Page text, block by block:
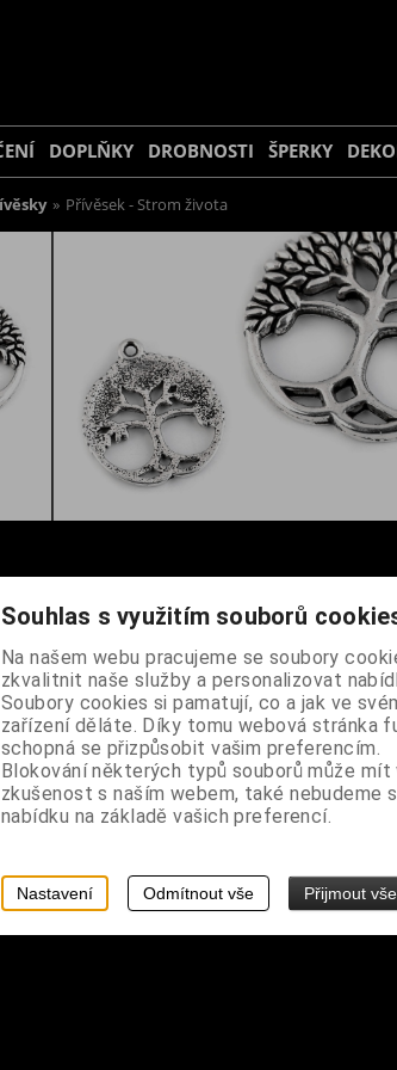
DOPLŇKY DROBNOSTI ŠPERKY
» Přívěsek - Strom života
Souhlas s využitím souborů
Na našem webu pracujeme se soubory
zkvalitnit naše služby a personalizovat
Soubory cookies si pamatují, co a jak ve
zařízení děláte. Díky tomu webová stránka
schopná se přizpůsobit vašim preferencím.
Blokování některých typů souborů může mít
zkušenost s naším webem, také nebudeme
nabídku na základě vašich preferencí.
Nastavení Odmítnout vše Přijmout